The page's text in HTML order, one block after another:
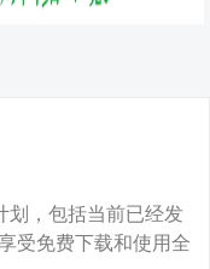
划，包括当前已经发
受免费下载和使用全